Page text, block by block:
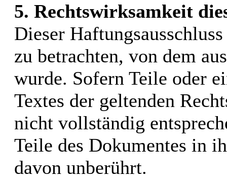
5. Rechtswirksamkeit
Dieser
zu betrachten, von dem
wurde. Sofern Teile oder
Textes der geltenden
nicht vollständig
Teile des Dokumentes in
davon unberührt.